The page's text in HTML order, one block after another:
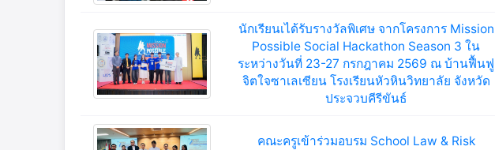
นักเรียนเได้รับรางวัลพิเศษ จากโครงการ Mission
Possible Social Hackathon Season 3 ใน
ระหว่างวันที่ 23-27 กรกฎาคม 2569 ณ บ้านฟื้นฟู
จิตใจซาเลเซียน โรงเรียนหัวหินวิทยาลัย จังหวัด
ประจวบคีรีขันธ์
คณะครูเข้าร่วมอบรม School Law & Risk